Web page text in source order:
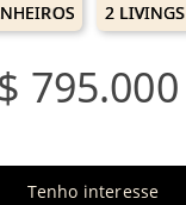
2 LIVINGS
795.000
Tenho interesse